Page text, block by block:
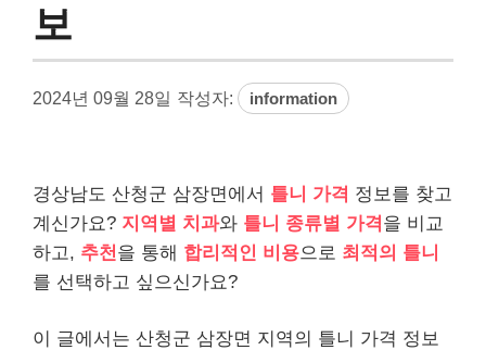
보
2024년 09월 28일 작성자: information
경상남도 산청군 삼장면에서 틀니 가격 정보를 찾고
계신가요? 지역별 치과와 틀니 종류별 가격 을 비교
하고, 추천 을 통해 합리적인 비용으로 최적의 틀니
를 선택하고 싶으신가요?
이 글에서는 산청군 삼장면 지역의 틀니 가격 정보